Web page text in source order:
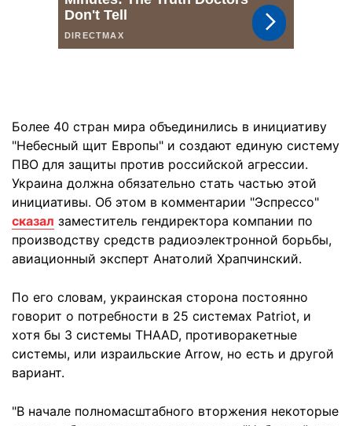
Более 40 стран мира объединились в инициативу
"Небесный щит Европы" и создают единую систему
ПВО для защиты против российской агрессии.
Украина должна обязательно стать частью этой
инициативы. Об этом в комментарии "Эспрессо"
сказал заместитель гендиректора компании по
производству средств радиоэлектронной борьбы,
авиационный эксперт Анатолий Храпчинский.
По его словам, украинская сторона постоянно
говорит о потребности в 25 системах Patriot, и
хотя бы 3 системы THAAD, противоракетные
системы, или израильские Arrow, но есть и другой
вариант.
"В начале полномасштабного вторжения некоторые